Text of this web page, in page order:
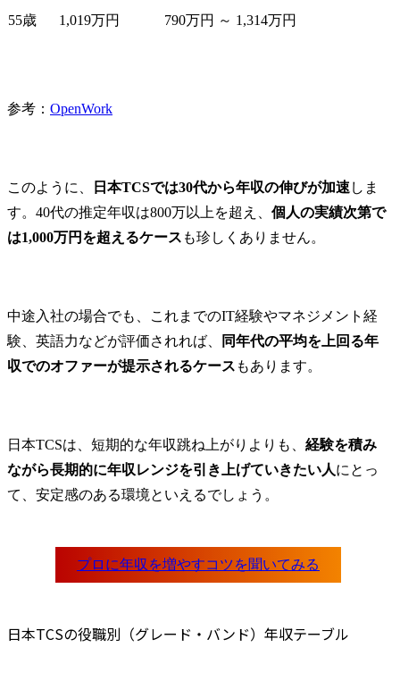
55歳 1,019万円 790万円 ～ 1,314万円
参考： OpenWork
このように、 日本TCSでは30代から年収の伸びが加速 しま
す。40代の推定年収は800万以上を超え、 個人の実績次第で
は1,000万円を超えるケース も珍しくありません。
中途入社の場合でも、これまでのIT経験やマネジメント経
験、英語力などが評価されれば、
同年代の平均を上回る年
収でのオファーが提示されるケース もあります。
日本TCSは、短期的な年収跳ね上がりよりも、 経験を積み
ながら長期的に年収レンジを引き上げていきたい人にとっ
て、安定感のある環境といえるでしょう。
日本TCSの役職別（グレード・バンド）年収テーブル